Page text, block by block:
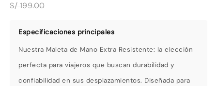
S/ 199.00
Nuestra Maleta de Mano Extra Resistente: la elección
perfecta para viajeros que buscan durabilidad y
confiabilidad en sus desplazamientos. Diseñada para